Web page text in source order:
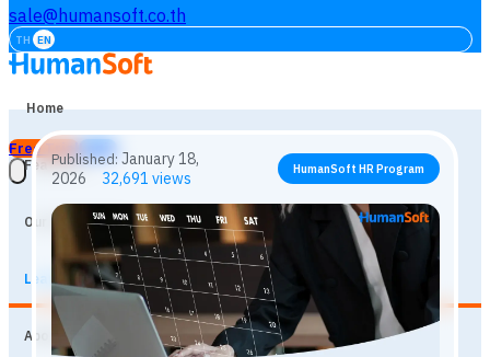
sale@humansoft.co.th
TH EN
Home
Features
Our Customers
Learning
About
Free Trial
Published: January 18,
2026 32,691views HumanSoft HR Program